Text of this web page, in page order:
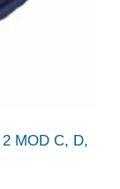
MOD C, D,